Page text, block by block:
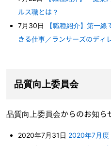
ルス職とは？
7月30日
【職種紹介】第一
きる仕事／ランサーズのディ
品質向上委員会
品質向上委員会からのお知ら
2020年7月31日 2020年7月度